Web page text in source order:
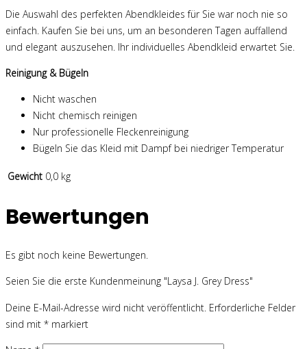
Die Auswahl des perfekten Abendkleides für Sie war noch nie so
einfach. Kaufen Sie bei uns, um an besonderen Tagen auffallend
und elegant auszusehen. Ihr individuelles Abendkleid erwartet Sie.
Reinigung & Bügeln
Nicht waschen
Nicht chemisch reinigen
Nur professionelle Fleckenreinigung
Bügeln Sie das Kleid mit Dampf bei niedriger Temperatur
Gewicht 0,0 kg
Bewertungen
Es gibt noch keine Bewertungen.
Seien Sie die erste Kundenmeinung "Laysa J. Grey Dress"
Deine E-Mail-Adresse wird nicht veröffentlicht. Erforderliche Felder
sind mit * markiert